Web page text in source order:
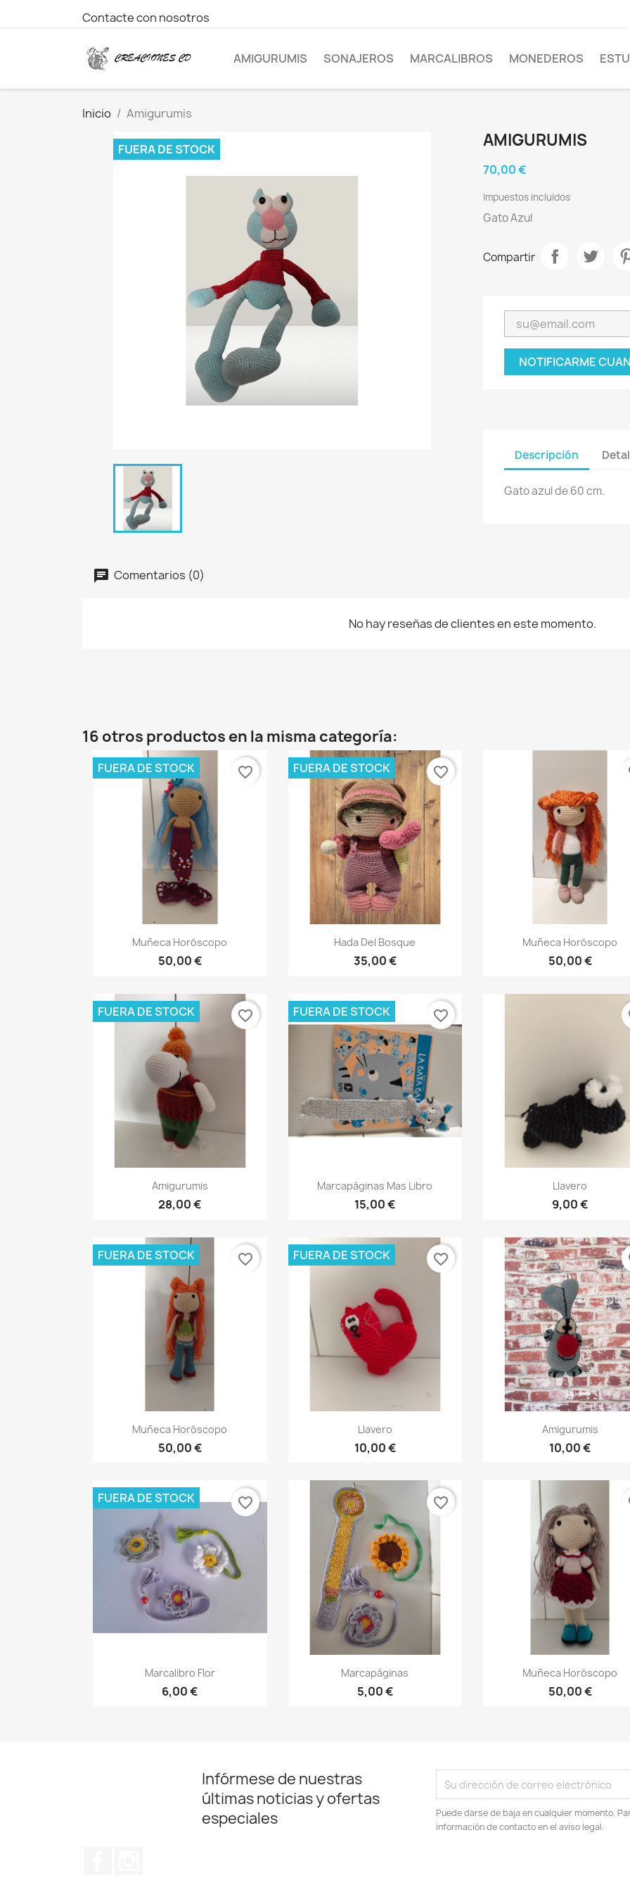
Contacte con nosotros
AMIGURUMIS SONAJEROS MARCALIBROS MONEDEROS
Inicio Amigurumis
FUERA DE STOCK AMIGURUMIS
70,00 €
Impuestos incluidos
Gato Azul
Compartir
NOTIFICARME
Descripción
Gato azul de 60 cm.
Comentarios (0)
No hay reseñas de clientes en este momento.
16 otros productos en la misma categoría:
Vista rápida
Muñeca Horóscopo
50,00 €
FUERA DE STOCK favorite_border
Vista rápida
Hada Del Bosque
35,00 €
FUERA DE STOCK favorite_border
Vista rápida
Muñeca Horóscopo
50,00 €
Vista rápida
Amigurumis
28,00 €
FUERA DE STOCK favorite_border
Vista rápida
Marcapáginas Mas Libro
15,00 €
FUERA DE STOCK favorite_border
Vista rápida
Llavero
9,00 €
Vista rápida
Muñeca Horóscopo
50,00 €
FUERA DE STOCK favorite_border
Vista rápida
Llavero
10,00 €
FUERA DE STOCK favorite_border
Vista rápida
Amigurumis
10,00 €
Vista rápida
Marcalibro Flor
6,00 €
FUERA DE STOCK favorite_border
Vista rápida
Marcapáginas
5,00 €
favorite_border
Vista rápida
Muñeca Horóscopo
50,00 €
Infórmese de nuestras
últimas noticias y ofertas
especiales
Puede darse de baja en cualquier momento.
información de contacto en el aviso legal.